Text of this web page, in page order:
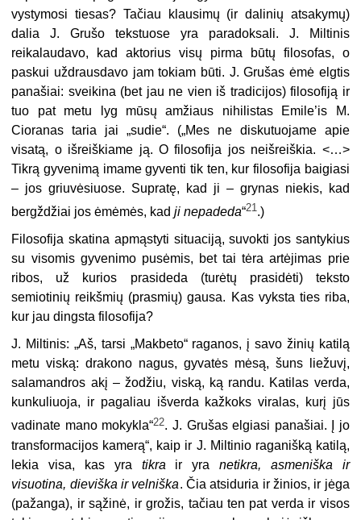
vystymosi tiesas? Tačiau klausimų (ir dalinių atsakymų)
dalia J. Grušo tekstuose yra paradoksali. J. Miltinis
reikalaudavo, kad aktorius visų pirma būtų filosofas, o
paskui uždrausdavo jam tokiam būti. J. Grušas ėmė elgtis
panašiai: sveikina (bet jau ne vien iš tradicijos) filosofiją ir
tuo pat metu lyg mūsų amžiaus nihilistas Emile’is M.
Cioranas taria jai „sudie“. („Mes ne diskutuojame apie
visatą, o išreiškiame ją. O filosofija jos neišreiškia. <…>
Tikrą gyvenimą imame gyventi tik ten, kur filosofija baigiasi
– jos griuvėsiuose. Supratę, kad ji – grynas niekis, kad
bergž­džiai jos ėmėmės, kadji nepadeda“21.)
Filosofija skatina apmąstyti situaciją, suvokti jos santykius
su visomis gyvenimo pusėmis, bet tai tėra artėjimas prie
ribos, už kurios prasideda (turėtų prasidėti) teksto
semiotinių reikšmių (prasmių) gausa. Kas vyks­ta ties riba,
kur jau dingsta filosofija?
J. Miltinis: „Aš, tarsi „Makbeto“ raganos, į savo žinių katilą
metu viską: drakono nagus, gyvatės mėsą, šuns liežuvį,
salamandros akį – žodžiu, viską, ką randu. Katilas verda,
kunkuliuoja, ir pagaliau išverda kažkoks viralas, kurį jūs
vadinate mano mokykla“22. J. Grušas elgiasi panašiai. Į jo
transformacijos kamerą“, kaip ir J. Miltinio raganišką katilą,
lekia visa, kas yra tikra ir yra netikra, asmeniška ir
visuotina, dieviška ir vel­niška. Čia atsiduria ir žinios, ir jėga
(pažanga), ir sąžinė, ir grožis, tačiau ten pat verda ir visos